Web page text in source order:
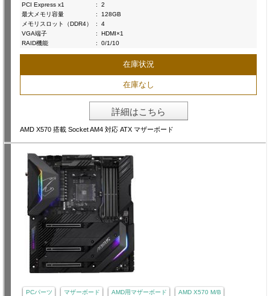
PCI Express x1
:
2
最大メモリ容量
:
128GB
メモリスロット（DDR4）
:
4
VGA端子
:
HDMI×1
RAID機能
: 0/1/10
在庫状況
在庫なし
詳細はこちら
AMD X570 搭載 Socket AM4 対応 ATX マザーボード
PCパーツ マザーボード AMD用マザーボード AMD X570 M/B